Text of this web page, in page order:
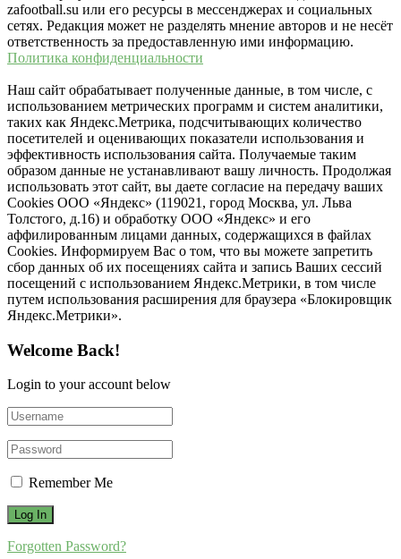
zafootball.su или его ресурсы в мессенджерах и социальных
сетях. Редакция может не разделять мнение авторов и не несёт
ответственность за предоставленную ими информацию.
Политика конфиденциальности
Наш сайт обрабатывает полученные данные, в том числе, с
использованием метрических программ и систем аналитики,
таких как Яндекс.Метрика, подсчитывающих количество
посетителей и оценивающих показатели использования и
эффективность использования сайта. Получаемые таким
образом данные не устанавливают вашу личность. Продолжая
использовать этот сайт, вы даете согласие на передачу ваших
Cookies ООО «Яндекс» (119021, город Москва, ул. Льва
Толстого, д.16) и обработку ООО «Яндекс» и его
аффилированным лицами данных, содержащихся в файлах
Cookies. Информируем Вас о том, что вы можете запретить
сбор данных об их посещениях сайта и запись Ваших сессий
посещений с использованием Яндекс.Метрики, в том числе
путем использования расширения для браузера «Блокировщик
Яндекс.Метрики».
Welcome Back!
Login to your account below
Remember Me
Forgotten Password?